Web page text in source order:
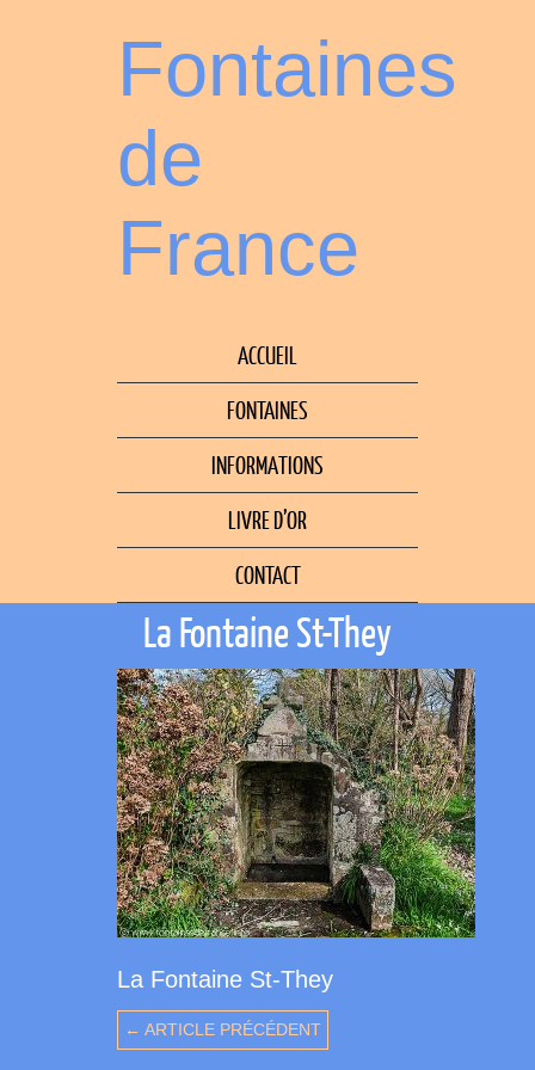
Fontaines
de
France
ACCUEIL
FONTAINES
INFORMATIONS
LIVRE D’OR
CONTACT
La Fontaine St-They
La Fontaine St-They
← ARTICLE PRÉCÉDENT